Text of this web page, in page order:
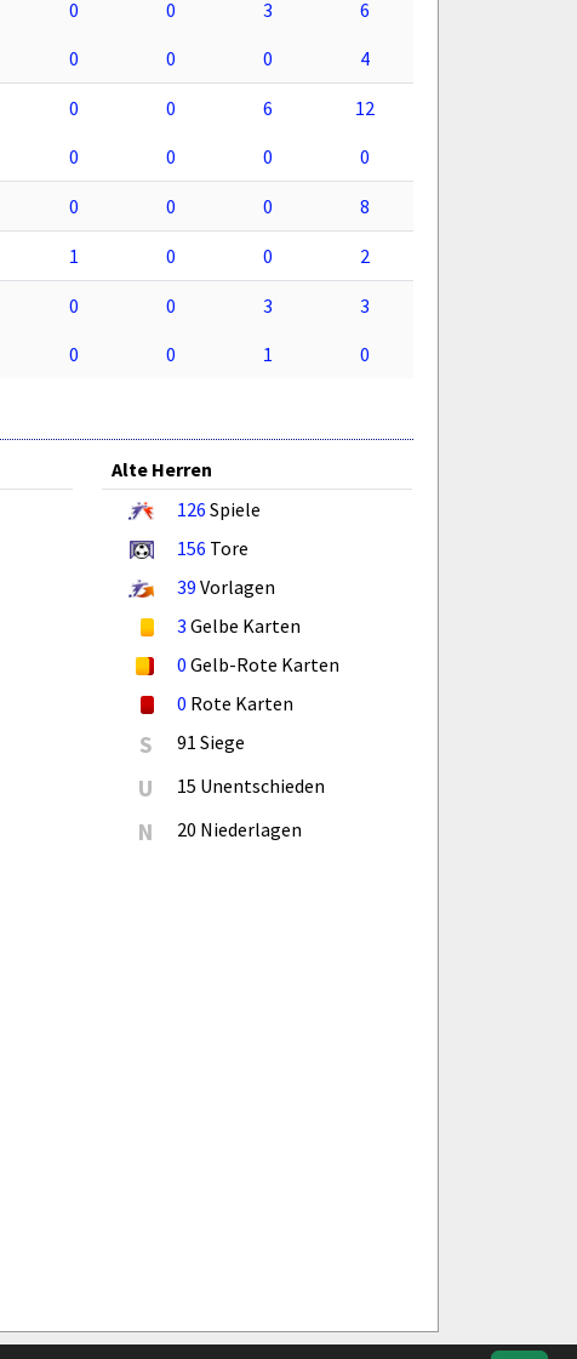
0 0 3
6
0 0 0 4
0 0 6
12
0 0 0 0
0 0 0 8
1 0 0 2
0 0 3
3
0 0 1 0
Alte Herren
126 Spiele
156 Tore
39 Vorlagen
3 Gelbe Karten
0 Gelb-Rote Karten
0 Rote Karten
S 91 Siege
U 15 Unentschieden
N 20 Niederlagen